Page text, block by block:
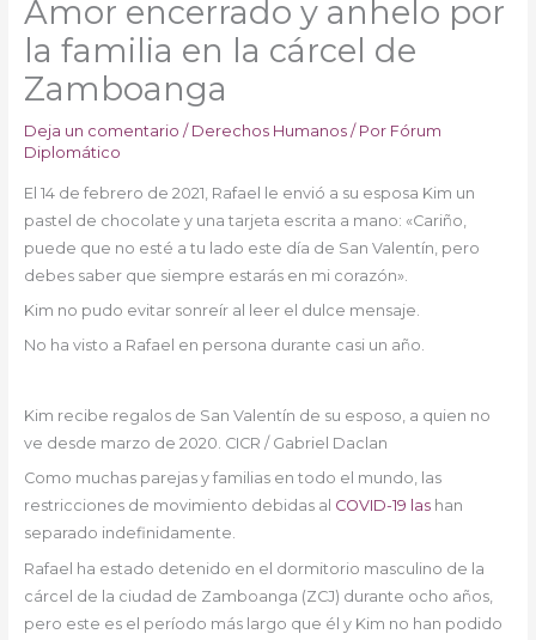
Amor encerrado y anhelo por
la familia en la cárcel de
Zamboanga
Deja un comentario / Derechos Humanos/ Por Fórum
Diplomático
El 14 de febrero de 2021, Rafael le envió a su esposa Kim un
pastel de chocolate y una tarjeta escrita a mano: «Cariño,
puede que no esté a tu lado este día de San Valentín, pero
debes saber que siempre estarás en mi corazón».
Kim no pudo evitar sonreír al leer el dulce mensaje.
No ha visto a Rafael en persona durante casi un año.
Kim recibe regalos de San Valentín de su esposo, a quien no
ve desde marzo de 2020. CICR / Gabriel Daclan
Como muchas parejas y familias en todo el mundo, las
restricciones de movimiento debidas al COVID-19 lashan
separado indefinidamente.
Rafael ha estado detenido en el dormitorio masculino de la
cárcel de la ciudad de Zamboanga (ZCJ) durante ocho años,
pero este es el período más largo que él y Kim no han podido